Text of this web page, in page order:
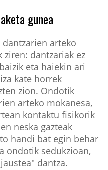
gunea
arteko
ziren: dantzariak ez
eta haiekin ari
kate horrek
zion. Ondotik
arteko mokanesa,
kontaktu fisikorik
neska gazteak
handi bat egin behar
ondotik sedukzioan,
dantza.